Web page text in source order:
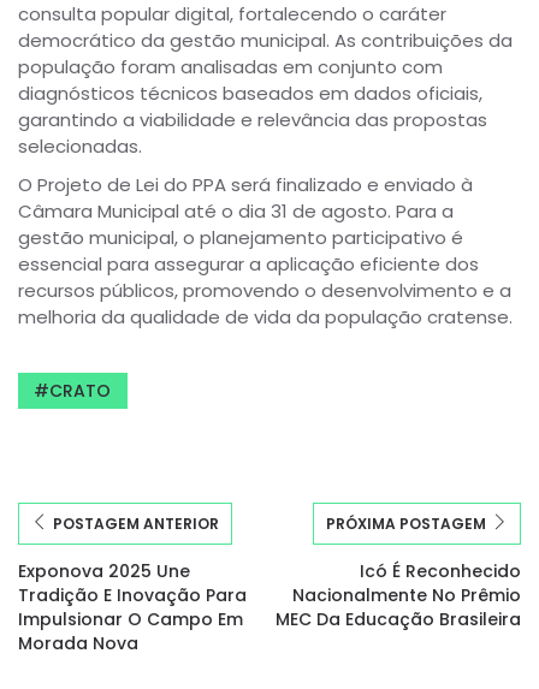
consulta popular digital, fortalecendo o caráter
democrático da gestão municipal. As contribuições da
população foram analisadas em conjunto com
diagnósticos técnicos baseados em dados oficiais,
garantindo a viabilidade e relevância das propostas
selecionadas.
O Projeto de Lei do PPA será finalizado e enviado à
Câmara Municipal até o dia 31 de agosto. Para a
gestão municipal, o planejamento participativo é
essencial para assegurar a aplicação eficiente dos
recursos públicos, promovendo o desenvolvimento e a
melhoria da qualidade de vida da população cratense.
CRATO
POSTAGEM ANTERIOR
Exponova 2025 Une
Tradição E Inovação Para
Impulsionar O Campo Em
Morada Nova
PRÓXIMA POSTAGEM
Icó É Reconhecido
Nacionalmente No Prêmio
MEC Da Educação Brasileira